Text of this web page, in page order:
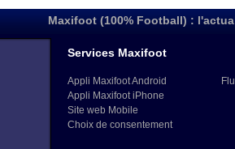
Maxifoot (100% Football) :
Services Maxifoot
Appli Maxifoot Android
Appli Maxifoot iPhone
Site web Mobile
Choix de consentement